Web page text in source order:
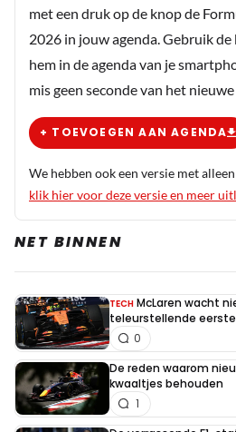
gedwongen vertrek. Ik
bevestigd gezien,
onaannemelijk.
met een druk op de knop de
2026 in jouw agenda. Gebruik
hem in de agenda van je
mis geen seconde van het
+ TOEVOEGEN AAN AGENDA
We hebben ook een versie met
klik hier voor deze versie en meer
NET BINNEN
TECH McLaren wacht
teleurstellende
0
De reden waarom
kwaaltjes behouden
1